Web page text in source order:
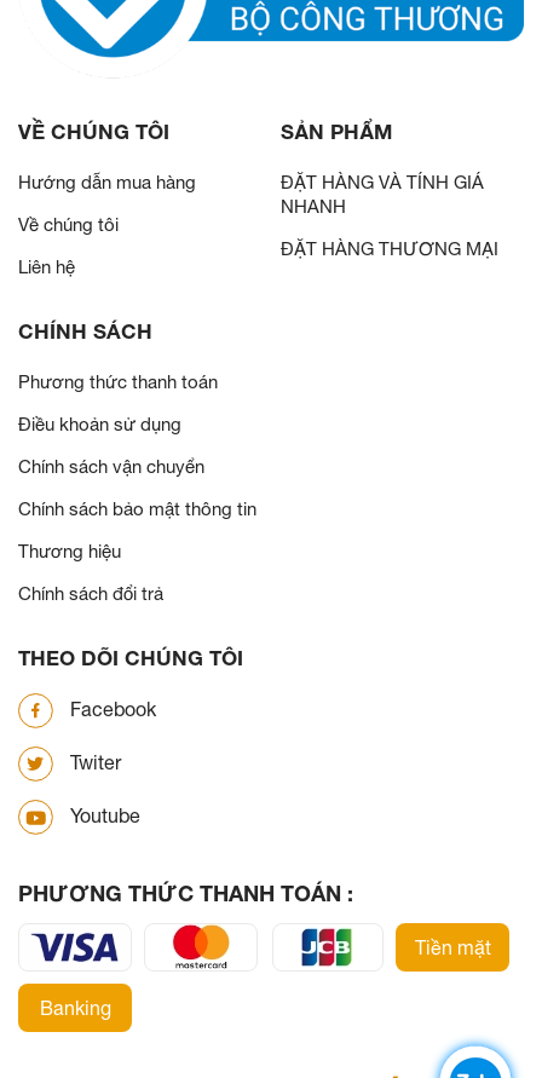
VỀ CHÚNG TÔI
Hướng dẫn mua hàng
Về chúng tôi
Liên hệ
SẢN PHẨM
ĐẶT HÀNG VÀ TÍNH GIÁ
NHANH
ĐẶT HÀNG THƯƠNG MẠI
CHÍNH SÁCH
Phương thức thanh toán
Điều khoản sử dụng
Chính sách vận chuyển
Chính sách bảo mật thông tin
Thương hiệu
Chính sách đổi trả
THEO DÕI CHÚNG TÔI
Facebook
Twiter
Youtube
PHƯƠNG THỨC THANH TOÁN :
Tiền mặt
Banking